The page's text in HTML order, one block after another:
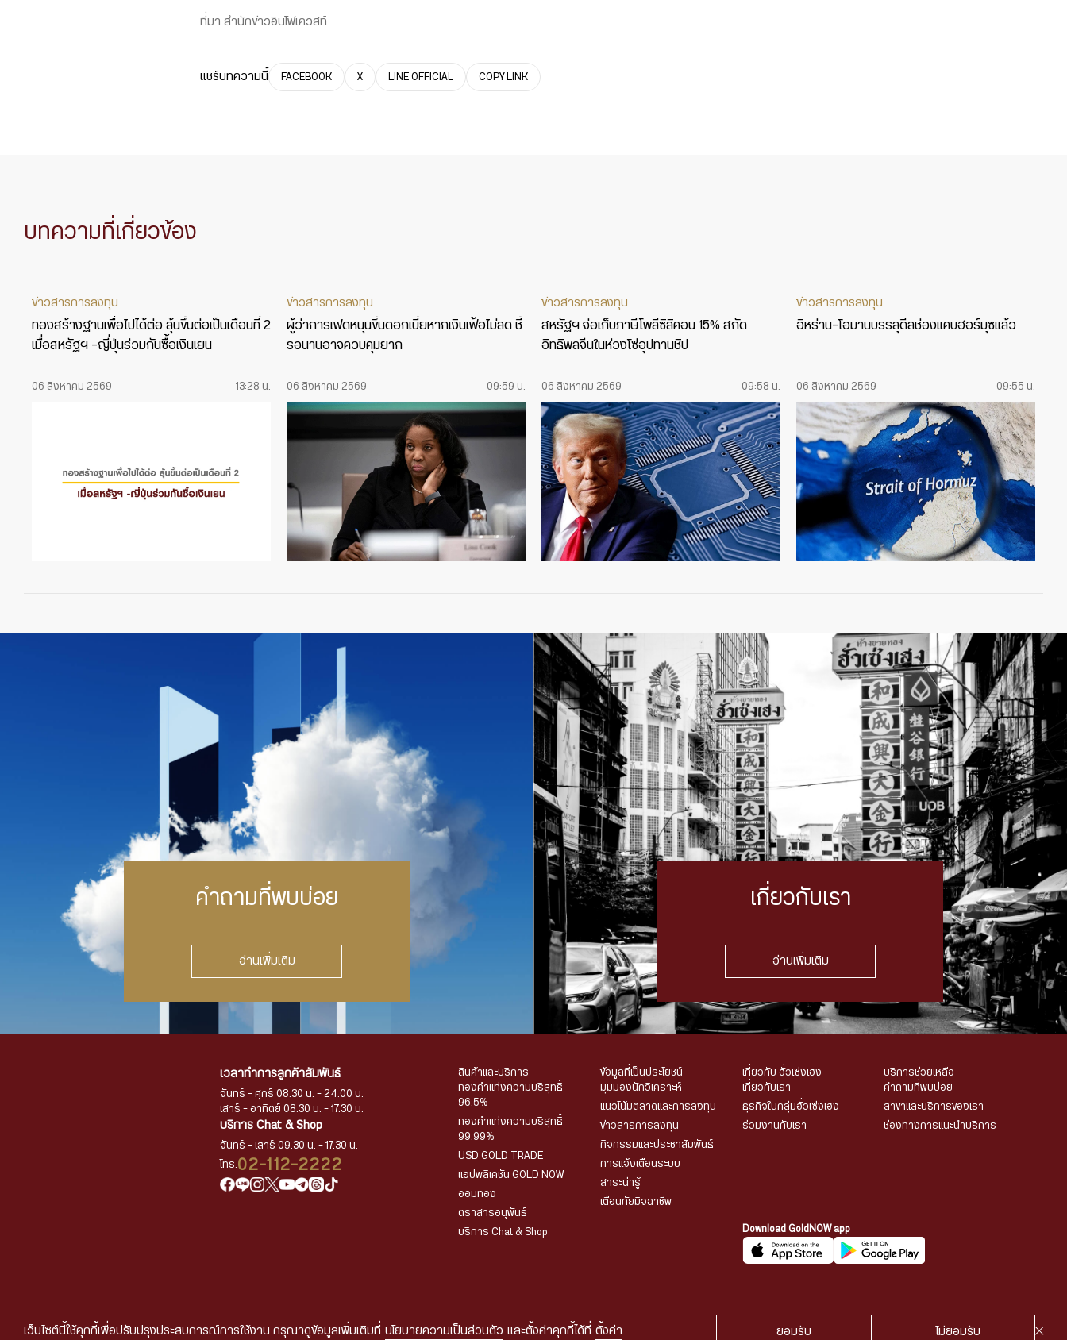
ที่มา สำนักข่าวอินโฟเควสท์
แชร์บทความนี้ FACEBOOK X LINE OFFICIAL COPY LINK
บทความที่เกี่ยวข้อง
ข่าวสารการลงทุน
ทองสร้างฐานเพื่อไปได้ต่อ ลุ้นขึ้นต่อเป็นเดือนที่ 2
เมื่อสหรัฐฯ -ญี่ปุ่นร่วมกันซื้อเงินเยน
06 สิงหาคม 2569 13:28 น.
ข่าวสารการลงทุน
ผู้ว่าการเฟดหนุนขึ้นดอกเบี้ยหากเงินเฟ้อไม่ลด ชี้
รอนานอาจควบคุมยาก
06 สิงหาคม 2569 09:59 น.
ข่าวสารการลงทุน
สหรัฐฯ จ่อเก็บภาษีโพลีซิลิคอน 15% สกัด
อิทธิพลจีนในห่วงโซ่อุปทานชิป
06 สิงหาคม 2569 09:58 น.
ข่าวสารการลงทุน
อิหร่าน-โอมานบรรลุดีลช่องแคบฮอร์มุซแล้ว
06 สิงหาคม 2569 09:55 น.
คำถามที่พบบ่อย
อ่านเพิ่มเติม
เกี่ยวกับเรา
อ่านเพิ่มเติม
เวลาทำการลูกค้าสัมพันธ์
จันทร์ - ศุกร์ 08.30 น. - 24.00 น.
เสาร์ - อาทิตย์ 08.30 น. - 17.30 น.
บริการ Chat & Shop
จันทร์ - เสาร์ 09.30 น. - 17.30 น.
โทร.02-112-2222
สินค้าและบริการ
ทองคำแท่งความบริสุทธิ์
96.5%
ทองคำแท่งความบริสุทธิ์
99.99%
USD GOLD TRADE
แอปพลิเคชัน GOLD NOW
ออมทอง
ตราสารอนุพันธ์
บริการ Chat & Shop
ข้อมูลที่เป็นประโยชน์
มุมมองนักวิเคราะห์
แนวโน้มตลาดและการลงทุน
ข่าวสารการลงทุน
กิจกรรมและประชาสัมพันธ์
การแจ้งเตือนระบบ
สาระน่ารู้
เตือนภัยมิจฉาชีพ
เกี่ยวกับ ฮั่วเซ่งเฮง
เกี่ยวกับเรา
ธุรกิจในกลุ่มฮั่วเซ่งเฮง
ร่วมงานกับเรา
บริการช่วยเหลือ
คำถามที่พบบ่อย
สาขาและบริการของเรา
ช่องทางการแนะนำบริการ
Download GoldNOW app
นโยบายการคุ้มครองข้อมูลส่วนบุคคลเงื่อนไขและข้อกำหนดในการใช้งานนโยบายความเป็นส่วนตัวในการใช้กล้องวงจรปิด นโยบายคุ้กกี้
เว็บไซต์นี้ใช้คุกกี้เพื่อปรับปรุงประสบการณ์การใช้งาน กรุณาดูข้อมูลเพิ่มเติมที่ นโยบายความเป็นส่วนตัว และตั้งค่าคุกกี้ได้ที่ ตั้งค่า ไม่ยอมรับ
ยอมรับ